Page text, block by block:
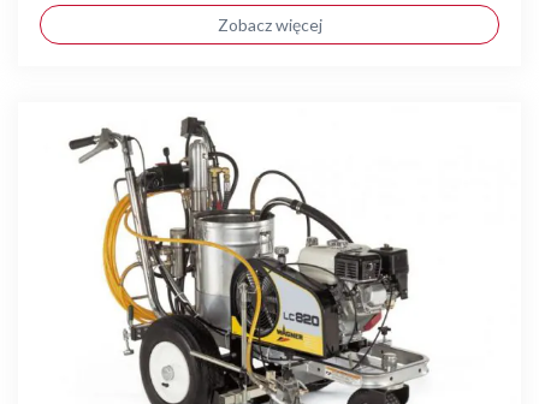
Zobacz więcej